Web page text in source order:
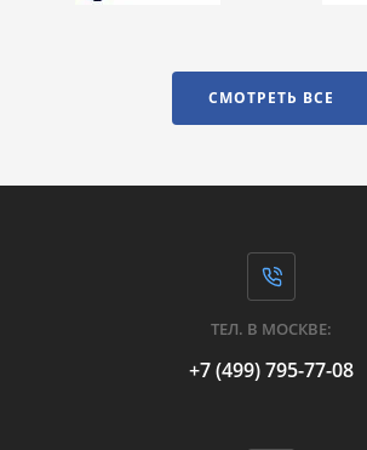
СМОТРЕТЬ ВСЕ
ТЕЛ. В МОСКВЕ:
+7 (499) 795-77-08